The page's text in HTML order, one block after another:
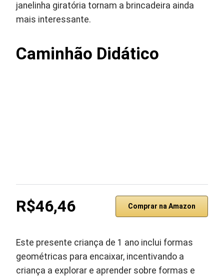
janelinha giratória tornam a brincadeira ainda
mais interessante.
Caminhão Didático
R$46,46 Comprar na Amazon
Este presente criança de 1 ano inclui formas
geométricas para encaixar, incentivando a
criança a explorar e aprender sobre formas e